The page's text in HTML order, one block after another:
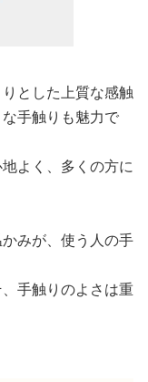
とした上質な感触
手触りも魅力で
よく、多くの方に
みが、使う人の手
手触りのよさは重